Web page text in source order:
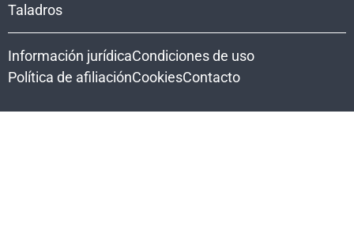
Taladros
Información jurídicaCondiciones de uso
Política de afiliaciónCookiesContacto